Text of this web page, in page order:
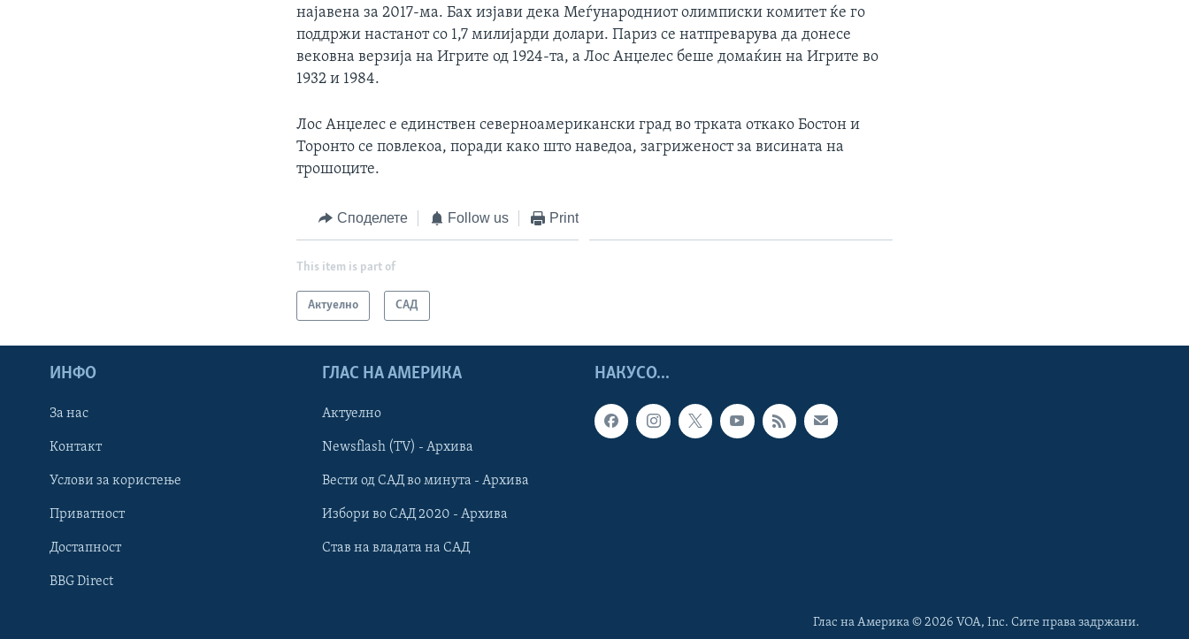
Learning English
НАКУСО...
најавена за 2017-ма. Бах изјави дека Меѓународниот олимписки комитет ќе го
поддржи настанот со 1,7 милијарди долари. Париз се натпреварува да донесе
вековна верзија на Игрите од 1924-та, а Лос Анџелес беше домаќин на Игрите во
1932 и 1984.
Лос Анџелес е единствен северноамерикански град во трката откако Бостон и
Торонто се повлекоа, поради како што наведоа, загриженост за висината на
трошоците.
Споделете Follow us Print
This item is part of
Актуелно САД
НАКУСО...
ИНФО
За нас
Контакт
Услови за користење
Приватност
Достапност
BBG Direct
ГЛАС НА АМЕРИКА
Актуелно
Newsflash (TV) - Архива
Вести од САД во минута - Архива
Избори во САД 2020 - Архива
Став на владата на САД
Глас на Америка © 2026 VOA, Inc. Сите права задржани.